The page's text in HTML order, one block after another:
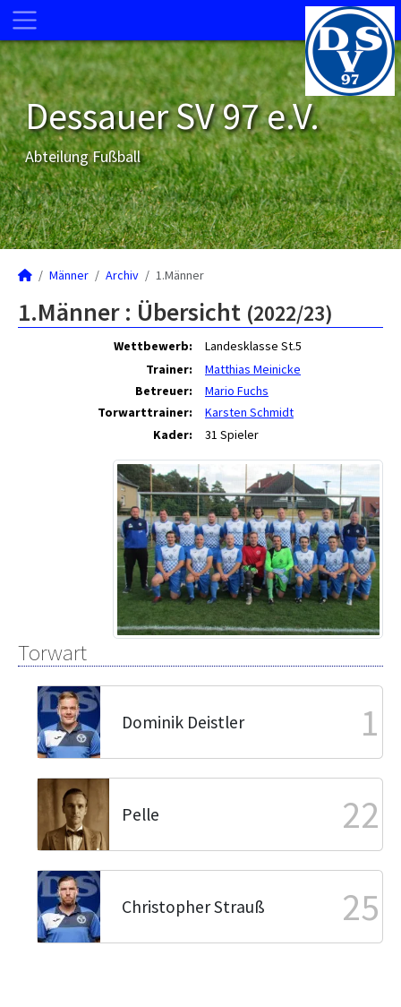
Dessauer SV 97 e.V.
Abteilung Fußball
Männer Archiv 1.Männer
1.Männer : Übersicht (2022/23)
Wettbewerb:
Landesklasse St.5
Trainer:
Matthias Meinicke
Betreuer:
Mario Fuchs
Torwarttrainer:
Karsten Schmidt
Kader:
31 Spieler
Torwart
Dominik Deistler 1
Pelle 22
Christopher Strauß 25